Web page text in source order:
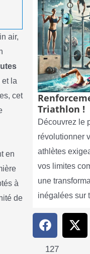
air,
et la
cet
en
à
de
Triathlon !
Découvrez le
révolutionner
athlètes
vos limites
une
inégalées sur
127